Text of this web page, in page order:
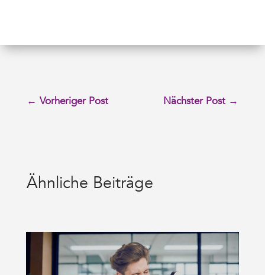
← Vorheriger Post Nächster Post →
Ähnliche Beiträge